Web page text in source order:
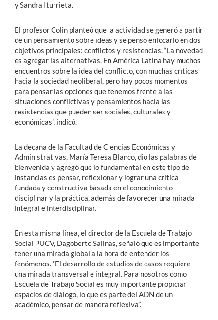
y Sandra Iturrieta.
El profesor Colin planteó que la actividad se generó a partir
de un pensamiento sobre ideas y se pensó enfocarlo en dos
objetivos principales: conflictos y resistencias. “La novedad
es agregar las alternativas. En América Latina hay muchos
encuentros sobre la idea del conflicto, con muchas críticas
hacia la sociedad neoliberal, pero hay pocos momentos
para pensar las opciones que tenemos frente a las
situaciones conflictivas y pensamientos hacia las
resistencias que pueden ser sociales, culturales y
económicas”, indicó.
La decana de la Facultad de Ciencias Económicas y
Administrativas, María Teresa Blanco, dio las palabras de
bienvenida y agregó que lo fundamental en este tipo de
instancias es pensar, reflexionar y lograr una crítica
fundada y constructiva basada en el conocimiento
disciplinar y la práctica, además de favorecer una mirada
integral e interdisciplinar.
En esta misma línea, el director de la Escuela de Trabajo
Social PUCV, Dagoberto Salinas, señaló que es importante
tener una mirada global a la hora de entender los
fenómenos. “El desarrollo de estudios de casos requiere
una mirada transversal e integral. Para nosotros como
Escuela de Trabajo Social es muy importante propiciar
espacios de diálogo, lo que es parte del ADN de un
académico, pensar de manera reflexiva”.